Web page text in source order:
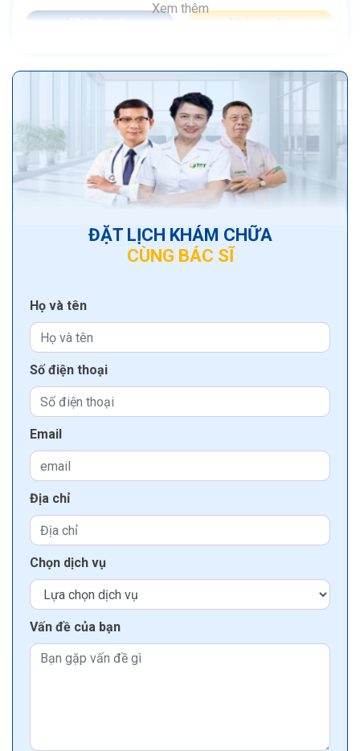
Xem thêm
ĐẶT LỊCH KHÁM CHỮA
CÙNG BÁC SĨ
Họ và tên
Số điện thoại
Email
Địa chỉ
Chọn dịch vụ
Vấn đề của bạn